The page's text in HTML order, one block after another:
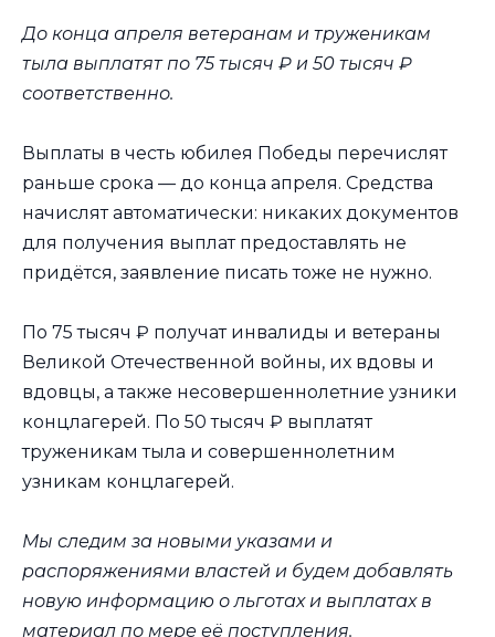
До конца апреля ветеранам и труженикам
тыла выплатят по 75 тысяч ₽ и 50 тысяч ₽
соответственно.
Выплаты в честь юбилея Победы перечислят
раньше срока — до конца апреля. Средства
начислят автоматически: никаких документов
для получения выплат предоставлять не
придётся, заявление писать тоже не нужно.
По 75 тысяч ₽ получат инвалиды и ветераны
Великой Отечественной войны, их вдовы и
вдовцы, а также несовершеннолетние узники
концлагерей. По 50 тысяч ₽ выплатят
труженикам тыла и совершеннолетним
узникам концлагерей.
Мы следим за новыми указами и
распоряжениями властей и будем добавлять
новую информацию о льготах и выплатах в
материал по мере её поступления.